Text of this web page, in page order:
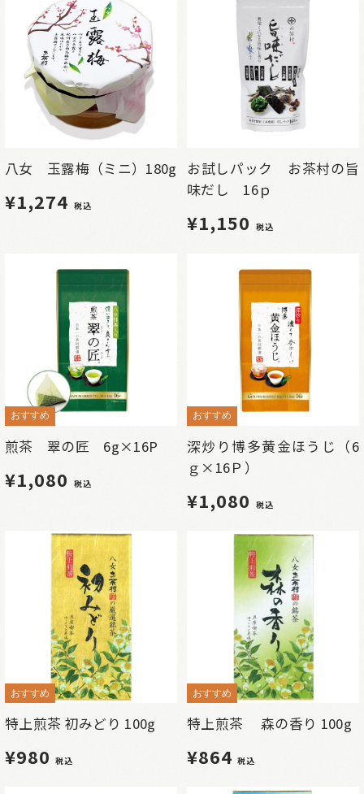
八女 玉露梅（ミニ）180g
¥1,274 税込
お試しパック お茶村の旨
味だし 16ｐ
¥1,150 税込
おすすめ
煎茶 翠の匠 6g×16P
¥1,080 税込
おすすめ
深炒り博多黄金ほうじ（6
ｇ×16Ｐ）
¥1,080 税込
おすすめ
特上煎茶 初みどり 100g
¥980税込
おすすめ
特上煎茶 森の香り 100g
¥864税込